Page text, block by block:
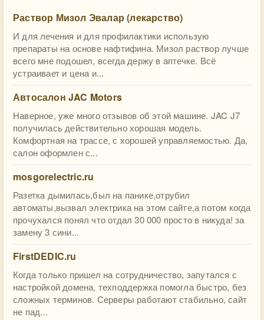
Раствор Мизол Эвалар (лекарство)
И для лечения и для профилактики использую
препараты на основе нафтифина. Мизол раствор лучше
всего мне подошел, всегда держу в аптечке. Всё
устраивает и цена и...
Автосалон JAC Motors
Наверное, уже много отзывов об этой машине. JAC J7
получилась действительно хорошая модель.
Комфортная на трассе, с хорошей управляемостью. Да,
салон оформлен с...
mosgorelectric.ru
Разетка дымилась,был на панике,отрубил
автоматы,вызвал электрика на этом сайте,а потом когда
прочухался понял что отдал 30 000 просто в никуда! за
замену 3 сини...
FirstDEDIC.ru
Когда только пришел на сотрудничество, запутался с
настройкой домена, техподдержка помогла быстро, без
сложных терминов. Серверы работают стабильно, сайт
не пад...